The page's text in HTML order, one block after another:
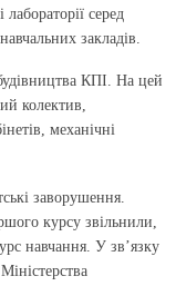
серед
закладів.
КПІ. На цей
колектив,
механічні
заворушення.
курсу звільнили,
навчання. У зв’язку